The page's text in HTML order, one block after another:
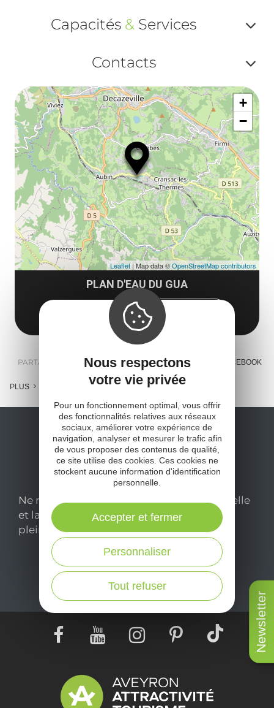
Newsletter
ou
Capacités & Services
ou
Contacts
ou
PLAN D'EAU DU GUA
12110 Aubin
Obtenir l'itinéraire
+
−
Leaflet | Map data ©OpenStreetMap contributors
PARTAGER : E-MAIL MESSENGER FACEBOOK
PLUS
Ne manquez pas notre newsletter mensuelle
et laissez-vous inspirer pour profiter
pleinement de votre séjour en Aveyron.
Je m'abonne ici
Nous respectons
votre vie privée
Pour un fonctionnement optimal, vous offrir
des fonctionnalités relatives aux réseaux
sociaux, améliorer votre expérience de
navigation, analyser et mesurer le trafic afin
de vous proposer des contenus de qualité,
ce site utilise des cookies. Ces cookies ne
stockent aucune information d'identification
personnelle.
Tout refuser
Personnaliser
Accepter et fermer